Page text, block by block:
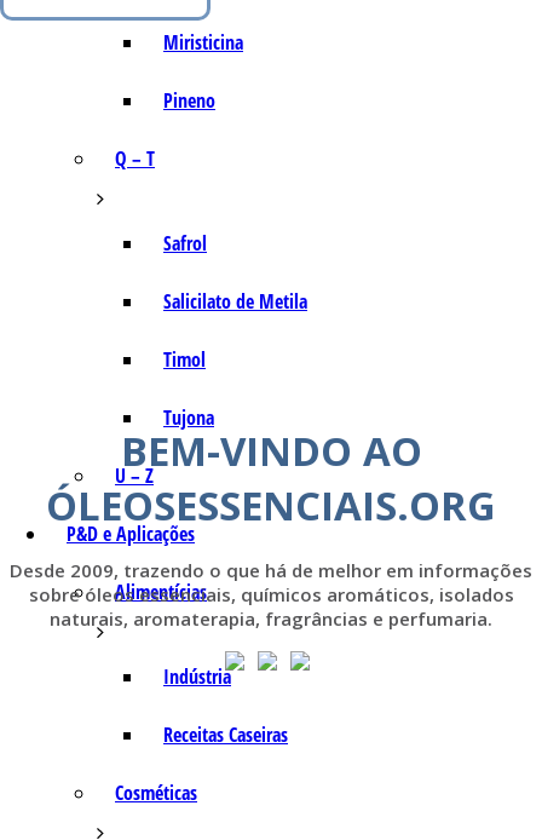
Miristicina
Pineno
Q – T
Safrol
Salicilato de Metila
Timol
Tujona
U – Z
P&D e Aplicações
Alimentícias
Indústria
Receitas Caseiras
Cosméticas
BEM-VINDO AO
ÓLEOSESSENCIAIS.ORG
Desde 2009, trazendo o que há de melhor em informações
sobre óleos essenciais, químicos aromáticos, isolados
naturais, aromaterapia, fragrâncias e perfumaria.